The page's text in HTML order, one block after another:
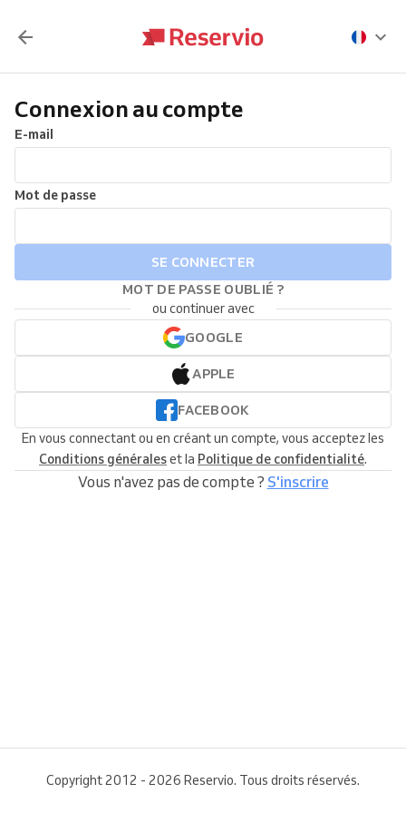
Connexion au compte
E-mail
Mot de passe
SE CONNECTER
MOT DE PASSE OUBLIÉ ?
ou continuer avec
GOOGLE
APPLE
FACEBOOK
En vous connectant ou en créant un compte, vous acceptez les
Conditions généraleset la Politique de confidentialité.
Vous n'avez pas de compte ? S'inscrire
Copyright 2012 - 2026 Reservio. Tous droits réservés.